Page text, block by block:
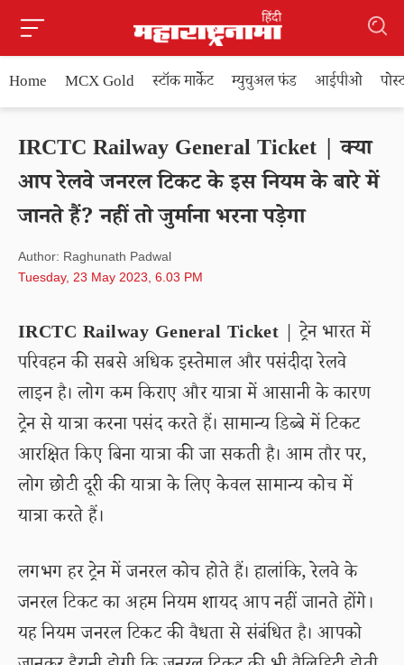
Home MCX Gold स्टॉक मार्केट म्युचुअल फंड आईपीओ
IRCTC Railway General Ticket | क्या
आप रेलवे जनरल टिकट के इस नियम के बारे में
जानते हैं? नहीं तो जुर्माना भरना पड़ेगा
Author: Raghunath Padwal
Tuesday, 23 May 2023, 6.03 PM
IRCTC Railway General Ticket | ट्रेन भारत में
परिवहन की सबसे अधिक इस्तेमाल और पसंदीदा रेलवे
लाइन है। लोग कम किराए और यात्रा में आसानी के कारण
ट्रेन से यात्रा करना पसंद करते हैं। सामान्य डिब्बे में टिकट
आरक्षित किए बिना यात्रा की जा सकती है। आम तौर पर,
लोग छोटी दूरी की यात्रा के लिए केवल सामान्य कोच में
यात्रा करते हैं।
लगभग हर ट्रेन में जनरल कोच होते हैं। हालांकि, रेलवे के
जनरल टिकट का अहम नियम शायद आप नहीं जानते होंगे।
यह नियम जनरल टिकट की वैधता से संबंधित है। आपको